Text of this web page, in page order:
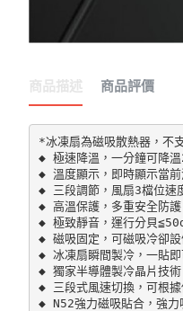
商品描述 商品評價
*冰凍扇為磁吸散熱器，不
◆ 極速降溫，一分鐘可降
◆ 溫度顯示，即時顯示當前
◆ 三段調節，風扇3檔位速
◆ 高溫保護，多重安全防護
◆ 極致靜音，運行分貝
◆ 磁吸固定，可磁吸冷卻設
◆ 冰凍扇瞬間製冷，一貼即
◆ 獨家半導體製冷晶片技
◆ 三段式風速切換，可根
◆ N52強力磁吸貼合，強力